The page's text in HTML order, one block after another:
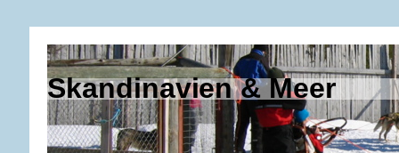
Skandinavien & Meer